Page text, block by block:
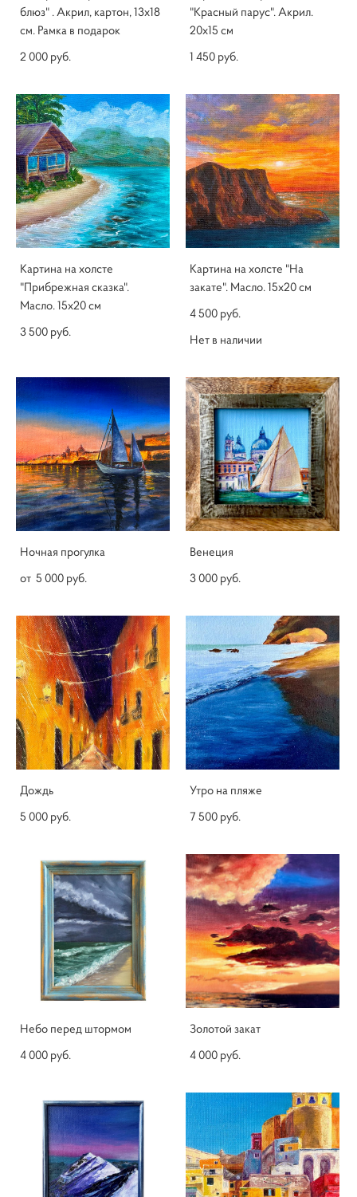
блюз" . Акрил, картон, 13х18
см. Рамка в подарок
2 000 pуб.
"Красный парус". Акрил.
20х15 см
1 450 pуб.
Картина на холсте
"Прибрежная сказка".
Масло. 15х20 см
3 500 pуб.
Картина на холсте "На
закате". Масло. 15х20 см
4 500 pуб.
Нет в наличии
Ночная прогулка
от 5 000 pуб.
Венеция
3 000 pуб.
Дождь
5 000 pуб.
Утро на пляже
7 500 pуб.
Небо перед штормом
4 000 pуб.
Золотой закат
4 000 pуб.